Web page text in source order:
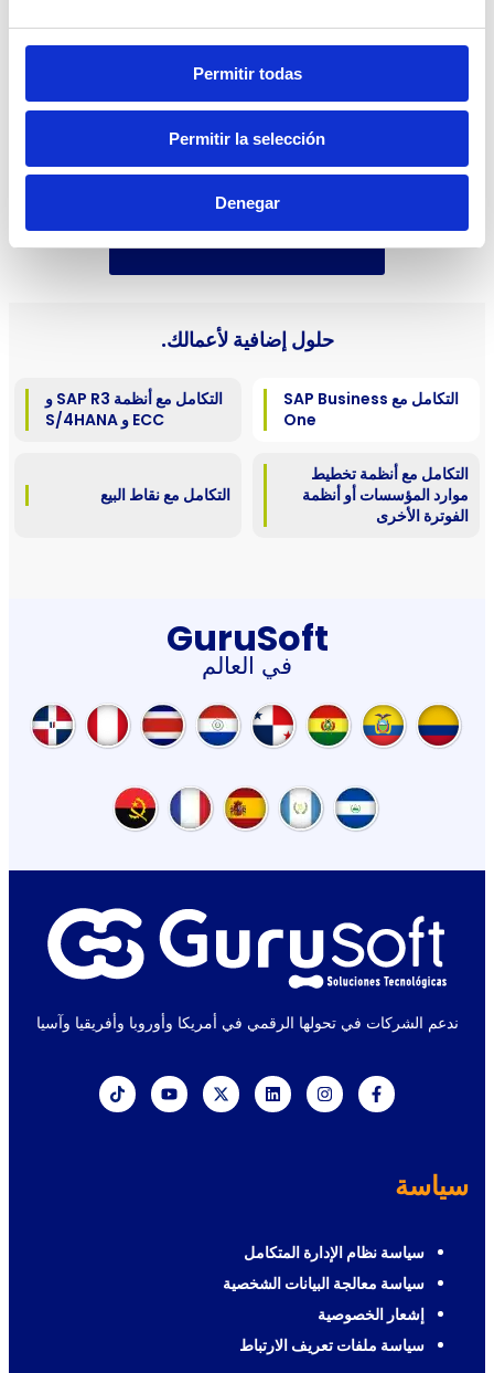
Permitir todas
Permitir la selección
Denegar
نحن خبراء في SAP
راسلنا وسنتصل بك قريباً.
حلول إضافية لأعمالك.
التكامل مع SAP Business
One
التكامل مع أنظمة SAP R3 و
ECC و S/4HANA
التكامل مع أنظمة تخطيط
موارد المؤسسات أو أنظمة
الفوترة الأخرى
التكامل مع نقاط البيع
GuruSoft
في العالم
ندعم الشركات في تحولها الرقمي في أمريكا وأوروبا وأفريقيا وآسيا
سياسة
سياسة نظام الإدارة المتكامل
سياسة معالجة البيانات الشخصية
إشعار الخصوصية
سياسة ملفات تعريف الارتباط